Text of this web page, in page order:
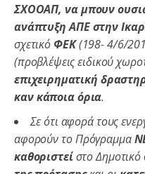
ΣΧΟΟΑΠ, να μπουν
ανάπτυξη ΑΠΕ στην
σχετικό ΦΕΚ(198- 4/6/
(προβλέψεις ειδικού
επιχειρηματική
καν κάποια όρια.
Σε ότι αφορά τους
αφορούν το Πρόγραμμα
καθοριστείστο Δημοτικό